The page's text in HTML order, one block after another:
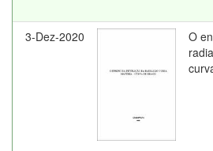
3-Dez-2020
O